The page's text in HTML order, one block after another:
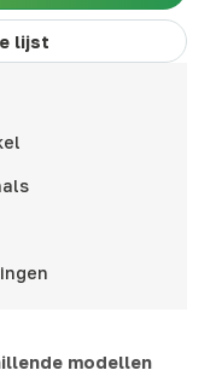
lijst
modellen